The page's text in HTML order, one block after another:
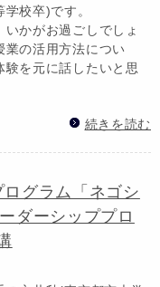
校卒)です。
かがお過ごしでしょ
業の活用方法につい
験を元に話したいと思
続きを読む
グラム「ネゴシ
ダーシッププロ